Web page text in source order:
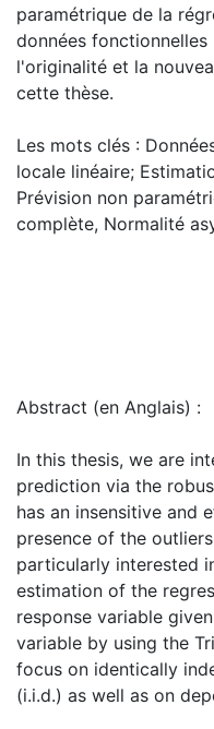
paramétrique de la
données
l'originalité et la
cette thèse.
Les mots clés :
locale linéaire;
Prévision non
complète, Normalité
Abstract (en Anglais) :
In this thesis, we are
prediction via the
has an insensitive and
presence of the
particularly interested
estimation of the
response variable
variable by using the
focus on identically
(i.i.d.) as well as on